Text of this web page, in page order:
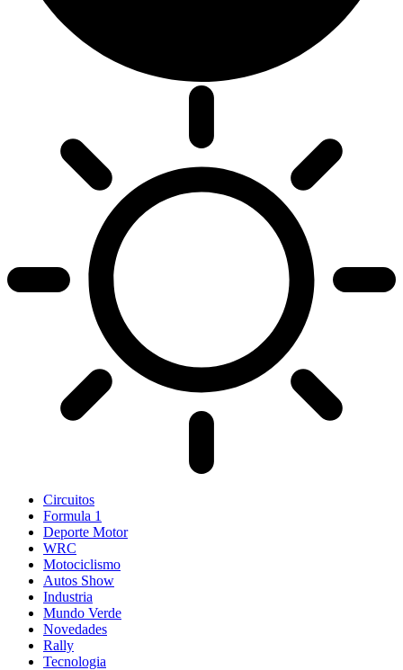
Circuitos
Formula 1
Deporte Motor
WRC
Motociclismo
Autos Show
Industria
Mundo Verde
Novedades
Rally
Tecnologia